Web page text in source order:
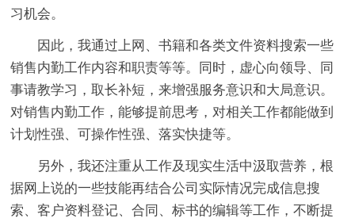
习机会。
因此，我通过上网、书籍和各类文件资料搜索一些
销售内勤工作内容和职责等等。同时，虚心向领导、同
事请教学习，取长补短，来增强服务意识和大局意识。
对销售内勤工作，能够提前思考，对相关工作都能做到
计划性强、可操作性强、落实快捷等。
另外，我还注重从工作及现实生活中汲取营养，根
据网上说的一些技能再结合公司实际情况完成信息搜
索、客户资料登记、合同、标书的编辑等工作，不断提